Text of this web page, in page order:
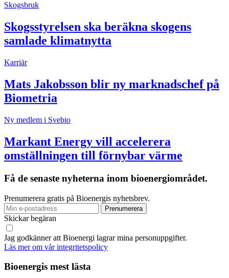
Skogsbruk
Skogsstyrelsen ska beräkna skogens
samlade klimatnytta
Karriär
Mats Jakobsson blir ny marknadschef på
Biometria
Ny medlem i Svebio
Markant Energy vill accelerera
omställningen till förnybar värme
Få de senaste nyheterna inom bioenergiområdet.
Prenumerera gratis på Bioenergis nyhetsbrev.
Skickar begäran
Jag godkänner att Bioenergi lagrar mina personuppgifter.
Läs mer om vår integritetspolicy
Bioenergis mest lästa